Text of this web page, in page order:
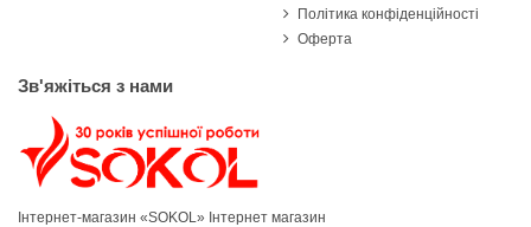
Політика конфіденційності
Оферта
Зв'яжіться з нами
Інтернет-магазин «SOKOL» Інтернет магазин